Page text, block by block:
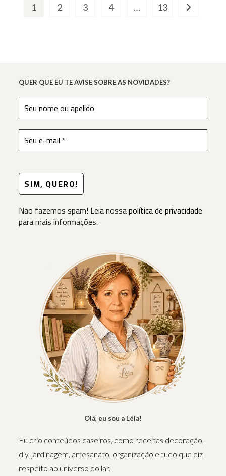
Arco-
Íris
1 2 3 4 … 13 Ir para a
QUER QUE EU TE AVISE SOBRE AS NOVIDADES?
Não fazemos spam! Leia nossapolítica de privacidade
para mais informações.
Olá, eu sou a Léia!
Eu crio conteúdos caseiros, como receitas decoração,
diy, jardinagem, artesanato, organização e tudo que diz
respeito ao universo do lar.